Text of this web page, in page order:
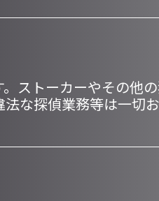
ストーカーやその他
な探偵業務等は一切